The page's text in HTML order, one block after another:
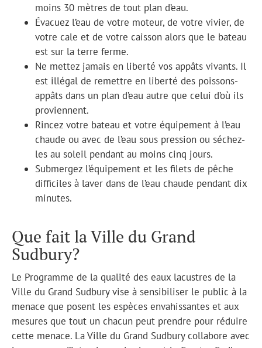
moins 30 mètres de tout plan d’eau.
Évacuez l’eau de votre moteur, de votre vivier, de
votre cale et de votre caisson alors que le bateau
est sur la terre ferme.
Ne mettez jamais en liberté vos appâts vivants. Il
est illégal de remettre en liberté des poissons-
appâts dans un plan d’eau autre que celui d’où ils
proviennent.
Rincez votre bateau et votre équipement à l’eau
chaude ou avec de l’eau sous pression ou séchez-
les au soleil pendant au moins cinq jours.
Submergez l’équipement et les filets de pêche
difficiles à laver dans de l’eau chaude pendant dix
minutes.
Que fait la Ville du Grand
Sudbury?
Le Programme de la qualité des eaux lacustres de la
Ville du Grand Sudbury vise à sensibiliser le public à la
menace que posent les espèces envahissantes et aux
mesures que tout un chacun peut prendre pour réduire
cette menace. La Ville du Grand Sudbury collabore avec